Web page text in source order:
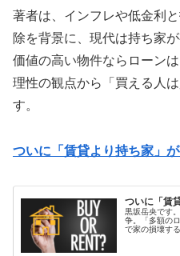
著者は、インフレや低金利
除を背景に、現代は持ち家
価値の高い物件ならローン
理性の観点から「買える人
す。
ついに「賃貸より持ち家」
ついに「賃
黒坂岳央です
争。「多額の
で家の損壊す